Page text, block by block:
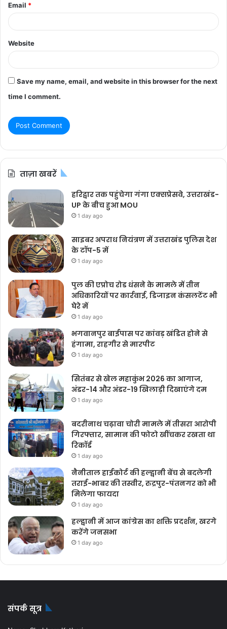
Email *
Website
Save my name, email, and website in this browser for the next
time I comment.
ताज़ा खबरें
हरिद्वार तक पहुंचेगा गंगा एक्सप्रेसवे, उत्तराखंड-
UP के बीच हुआ MOU
1 day ago
साइबर अपराध नियंत्रण में उत्तराखंड पुलिस देश
के टॉप-5 में
1 day ago
पुल की एप्रोच रोड धंसने के मामले में तीन
अधिकारियों पर कार्रवाई, डिजाइन कंसलटेंट भी
घेरे में
1 day ago
भगवानपुर बाईपास पर कांवड़ खंडित होने से
हंगामा, राहगीर से मारपीट
1 day ago
सितंबर से खेल महाकुंभ 2026 का आगाज,
अंडर-14 और अंडर-19 खिलाड़ी दिखाएंगे दम
1 day ago
बदरीनाथ चढ़ावा चोरी मामले में तीसरा आरोपी
गिरफ्तार, सामान की फोटो खींचकर रखता था
रिकॉर्ड
1 day ago
नैनीताल हाईकोर्ट की हल्द्वानी बेंच से बदलेगी
तराई-भाबर की तस्वीर, रुद्रपुर-पंतनगर को भी
मिलेगा फायदा
1 day ago
हल्द्वानी में आज कांग्रेस का शक्ति प्रदर्शन, खरगे
करेंगे जनसभा
1 day ago
संपर्क सूत्र